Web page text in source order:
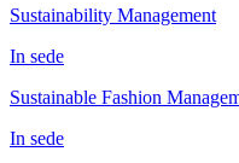
Sustainability Management
In sede
Sustainable Fashion
In sede